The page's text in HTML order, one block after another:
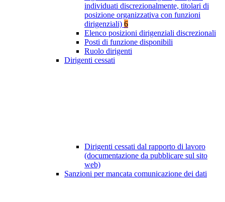
individuati discrezionalmente, titolari di
posizione organizzativa con funzioni
dirigenziali) 6
Elenco posizioni dirigenziali discrezionali
Posti di funzione disponibili
Ruolo dirigenti
Dirigenti cessati
Dirigenti cessati dal rapporto di lavoro
(documentazione da pubblicare sul sito
web)
Sanzioni per mancata comunicazione dei dati